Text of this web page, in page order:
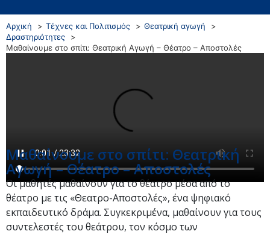
Αρχική Τέχνες και Πολιτισμός
Θεατρική αγωγή
Δραστηριότητες
Μαθαίνουμε στο σπίτι: Θεατρική Αγωγή – Θέατρο – Αποστολές
Μαθαίνουμε στο σπίτι: Θεατρική
Αγωγή – Θέατρο – Αποστολές
Οι μαθητές μαθαίνουν για το θέατρο μέσα από το
θέατρο με τις «Θεατρο-Αποστολές», ένα ψηφιακό
εκπαιδευτικό δράμα. Συγκεκριμένα, μαθαίνουν για τους
συντελεστές του θεάτρου, τον κόσμο των